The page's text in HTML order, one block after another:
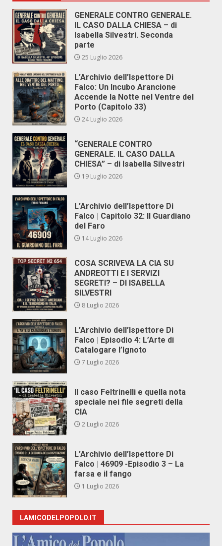
GENERALE CONTRO GENERALE.
IL CASO DALLA CHIESA – di
Isabella Silvestri. Seconda
parte
25 Luglio 2026
L’Archivio dell’Ispettore Di
Falco: Un Incubo Arancione
Accende la Notte nel Ventre del
Porto (Capitolo 33)
24 Luglio 2026
“GENERALE CONTRO
GENERALE. IL CASO DALLA
CHIESA” – di Isabella Silvestri
19 Luglio 2026
L’Archivio dell’Ispettore Di
Falco | Capitolo 32: Il Guardiano
del Faro
14 Luglio 2026
COSA SCRIVEVA LA CIA SU
ANDREOTTI E I SERVIZI
SEGRETI? – DI ISABELLA
SILVESTRI
8 Luglio 2026
L’Archivio dell’Ispettore Di
Falco | Episodio 4: L’Arte di
Catalogare l’Ignoto
7 Luglio 2026
Il caso Feltrinelli e quella nota
speciale nei file segreti della
CIA
2 Luglio 2026
L’Archivio dell’Ispettore Di
Falco | 46909 -Episodio 3 – La
farsa e il fango
1 Luglio 2026
LAMICODELPOPOLO.IT